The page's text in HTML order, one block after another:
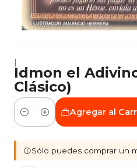
|
Idmon el
Clásico)
Cantidad
Agregar al
Sólo puedes comprar un